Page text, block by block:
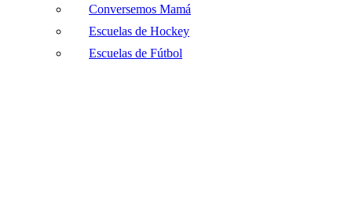
Conversemos Mamá
Escuelas de Hockey
Escuelas de Fútbol